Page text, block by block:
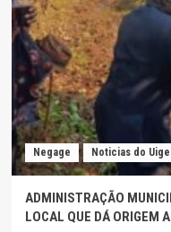
Negage Noticias do Uige
ADMINISTRAÇÃO
LOCAL QUE DÁ ORIGEM